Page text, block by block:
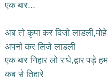
भजन
krishna
bhajans
शिव
भजन
एक बार...
अब तो कृपा कर दिजो लाडली,मोहे
अपनों कर लिजे लाडली
एक बार निहार लो राधे,द्वार पड़े हम
कब से तिहारे